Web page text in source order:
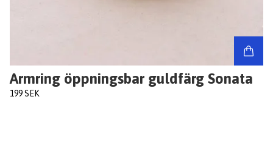
Armring öppningsbar guldfärg Sonata
199 SEK